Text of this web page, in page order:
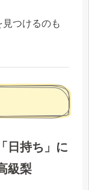
つけるのも
日持ち」に
級梨